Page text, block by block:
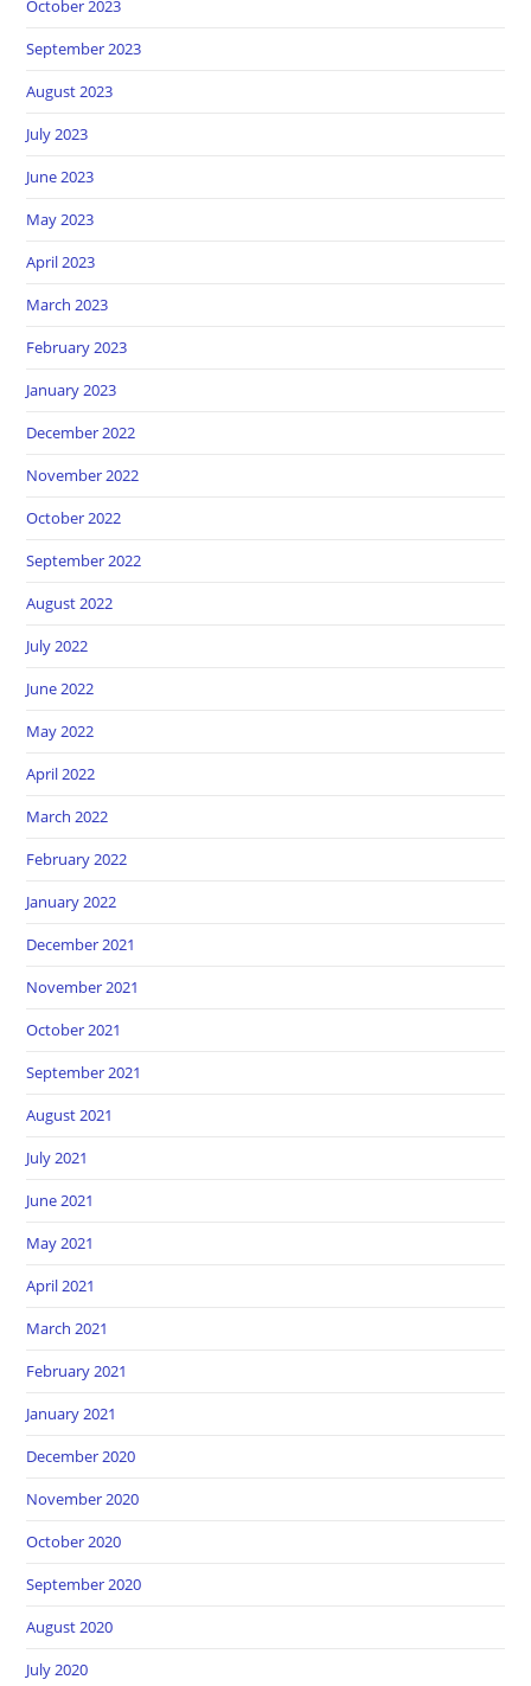
October 2023
September 2023
August 2023
July 2023
June 2023
May 2023
April 2023
March 2023
February 2023
January 2023
December 2022
November 2022
October 2022
September 2022
August 2022
July 2022
June 2022
May 2022
April 2022
March 2022
February 2022
January 2022
December 2021
November 2021
October 2021
September 2021
August 2021
July 2021
June 2021
May 2021
April 2021
March 2021
February 2021
January 2021
December 2020
November 2020
October 2020
September 2020
August 2020
July 2020